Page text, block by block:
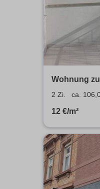
Wohnung
1.270 € 106
2 Zi. ca.
12 €/m²